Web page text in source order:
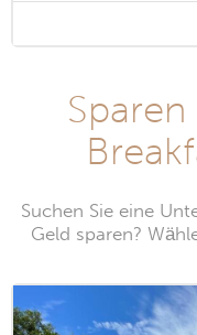
Suchen Sie eine
Geld sparen?